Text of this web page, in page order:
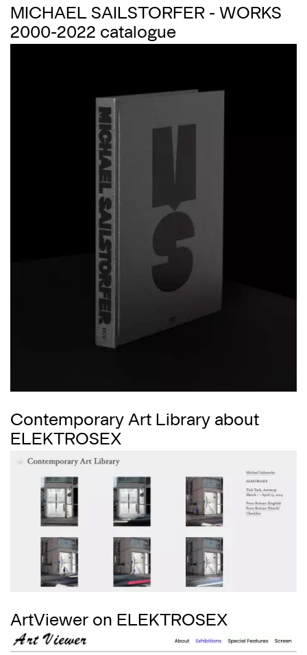
MICHAEL SAILSTORFER - WORKS
2000-2022 catalogue
Contemporary Art Library about
ELEKTROSEX
ArtViewer on ELEKTROSEX